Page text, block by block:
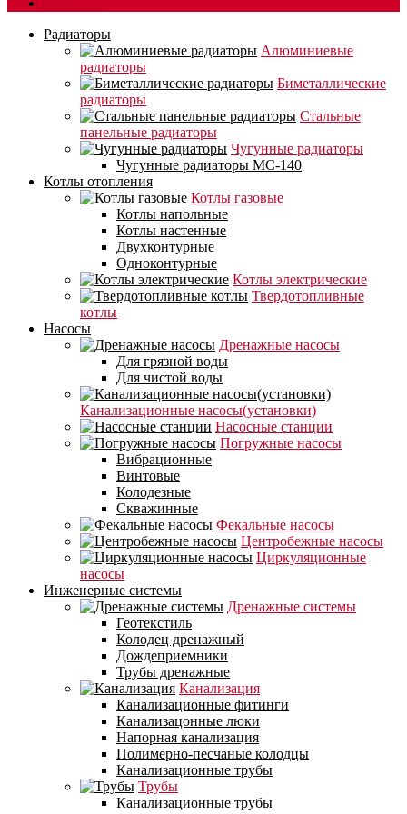
Радиаторы
Алюминиевые
радиаторы
Биметаллические
радиаторы
Стальные
панельные радиаторы
Чугунные радиаторы
Чугунные радиаторы МС-140
Котлы отопления
Котлы газовые
Котлы напольные
Котлы настенные
Двухконтурные
Одноконтурные
Котлы электрические
Твердотопливные
котлы
Насосы
Дренажные насосы
Для грязной воды
Для чистой воды
Канализационные насосы(установки)
Насосные станции
Погружные насосы
Вибрационные
Винтовые
Колодезные
Скважинные
Фекальные насосы
Центробежные насосы
Циркуляционные
насосы
Инженерные системы
Дренажные системы
Геотекстиль
Колодец дренажный
Дождеприемники
Трубы дренажные
Канализация
Канализационные фитинги
Канализацонные люки
Напорная канализация
Полимерно-песчаные колодцы
Канализационные трубы
Трубы
Канализационные трубы